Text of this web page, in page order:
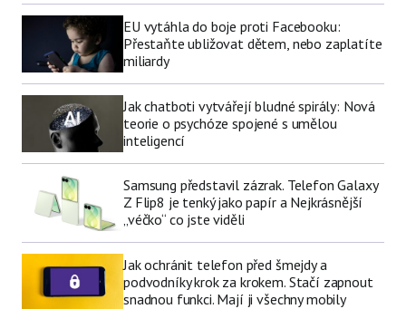
EU vytáhla do boje proti Facebooku:
Přestaňte ubližovat dětem, nebo zaplatíte
miliardy
Jak chatboti vytvářejí bludné spirály: Nová
teorie o psychóze spojené s umělou
inteligencí
Samsung představil zázrak. Telefon Galaxy
Z Flip8 je tenký jako papír a Nejkrásnější
„véčko“ co jste viděli
Jak ochránit telefon před šmejdy a
podvodníky krok za krokem. Stačí zapnout
snadnou funkci. Mají ji všechny mobily